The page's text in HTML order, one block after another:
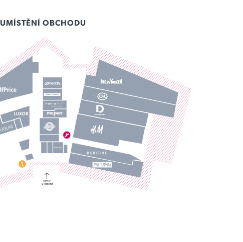
UMÍSTĚNÍ OBCHODU